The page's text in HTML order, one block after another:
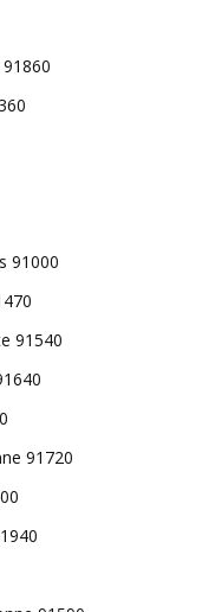
91000
91540
91720